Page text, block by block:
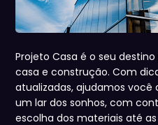
Projeto Casa é o seu
casa e construção. Com
atualizadas, ajudamos
um lar dos sonhos, com
escolha dos materiais até